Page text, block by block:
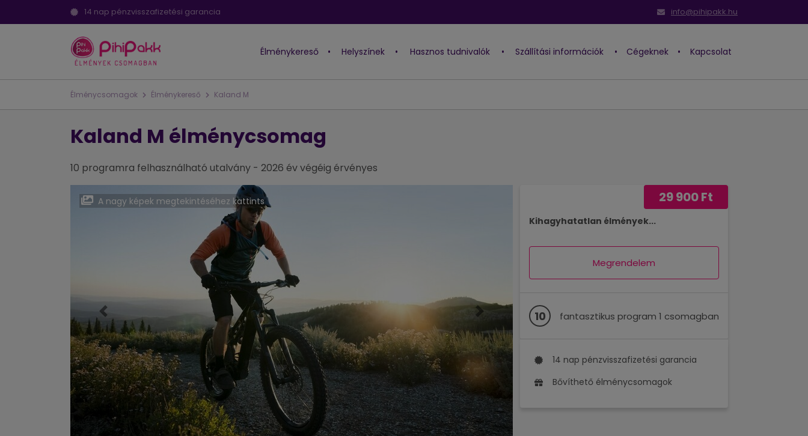
14 nap pénzvisszafizetési garancia info@pihipakk.hu
Élménykereső • Helyszínek • Hasznos tudnivalók • Szállítási információk • Cégeknek • Kapcsolat
Élménycsomagok Élménykereső Kaland M
Kaland M élménycsomag
10 programra felhasználható utalvány - 2026 év végéig érvényes
A nagy képek megtekintéséhez kattints
Előző Következő
29 900 Ft
Kihagyhatatlan élmények...
Megrendelem
10 fantasztikus program 1 csomagban
14 nap pénzvisszafizetési garancia
Bővíthető élménycsomagok